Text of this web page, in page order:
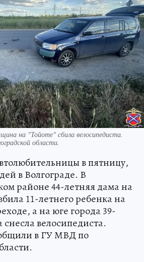
на "Тойоте" сбила велосипедиста.
области.
в пятницу,
в Волгограде. В
районе 44-летняя дама на
11-летнего ребенка на
а на юге города 39-
велосипедиста.
в ГУ МВД по